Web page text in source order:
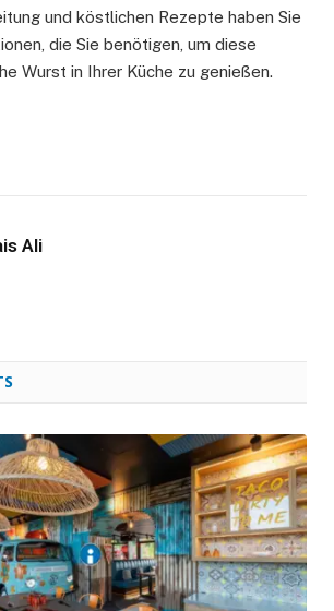
und köstlichen Rezepte haben Sie
die Sie benötigen, um diese
Wurst in Ihrer Küche zu genießen.
Ali